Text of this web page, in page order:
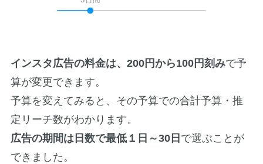
インスタ広告の料金は、200円から100円刻みで予
算が変更できます。
予算を変えてみると、その予算での合計予算・推
定リーチ数がわかります。
広告の期間は日数で最低１日～30日 で選ぶことが
できました。